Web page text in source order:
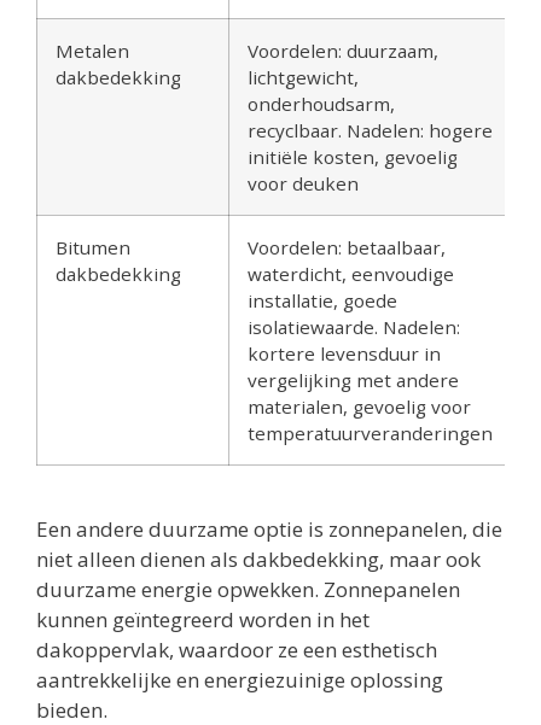
Metalen
dakbedekking
Voordelen: duurzaam,
lichtgewicht,
onderhoudsarm,
recyclbaar. Nadelen: hogere
initiële kosten, gevoelig
voor deuken
Bitumen
dakbedekking
Voordelen: betaalbaar,
waterdicht, eenvoudige
installatie, goede
isolatiewaarde. Nadelen:
kortere levensduur in
vergelijking met andere
materialen, gevoelig voor
temperatuurveranderingen
Een andere duurzame optie is zonnepanelen, die
niet alleen dienen als dakbedekking, maar ook
duurzame energie opwekken. Zonnepanelen
kunnen geïntegreerd worden in het
dakoppervlak, waardoor ze een esthetisch
aantrekkelijke en energiezuinige oplossing
bieden.